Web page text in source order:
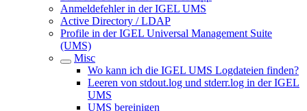
Anmeldefehler in der IGEL UMS
Active Directory / LDAP
Profile in der IGEL Universal Management Suite
(UMS)
Misc
Wo kann ich die IGEL UMS Logdateien finden?
Leeren von stdout.log und stderr.log in der IGEL
UMS
UMS bereinigen